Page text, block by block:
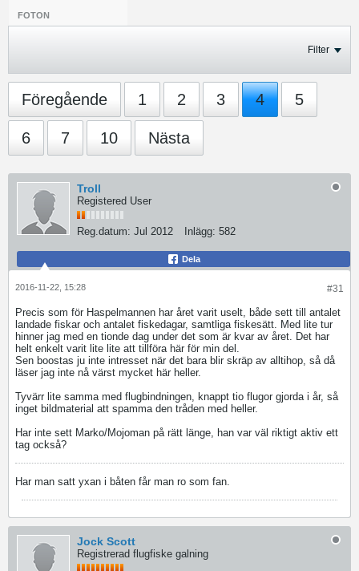
FOTON
Filter
Föregående 1 2 3 4 5
6 7 10 Nästa
Troll
Registered User
Reg.datum: Jul 2012 Inlägg: 582
Dela
#31
2016-11-22, 15:28
Precis som för Haspelmannen har året varit uselt, både sett till antalet
landade fiskar och antalet fiskedagar, samtliga fiskesätt. Med lite tur
hinner jag med en tionde dag under det som är kvar av året. Det har
helt enkelt varit lite lite att tillföra här för min del.
Sen boostas ju inte intresset när det bara blir skräp av alltihop, så då
läser jag inte nå värst mycket här heller.
Tyvärr lite samma med flugbindningen, knappt tio flugor gjorda i år, så
inget bildmaterial att spamma den tråden med heller.
Har inte sett Marko/Mojoman på rätt länge, han var väl riktigt aktiv ett
tag också?
Har man satt yxan i båten får man ro som fan.
Jock Scott
Registrerad flugfiske galning